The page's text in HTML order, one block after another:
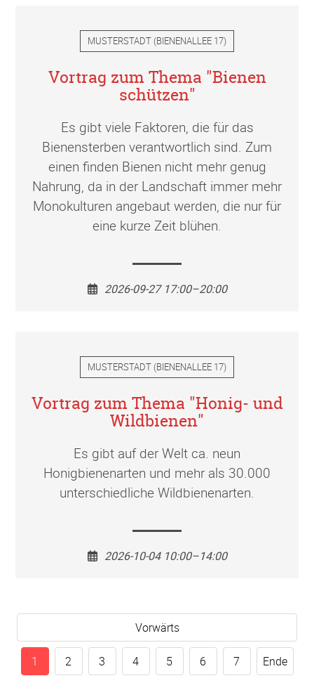
MUSTERSTADT (BIENENALLEE 17)
Vortrag zum Thema "Bienen
schützen"
Es gibt viele Faktoren, die für das
Bienensterben verantwortlich sind. Zum
einen finden Bienen nicht mehr genug
Nahrung, da in der Landschaft immer mehr
Monokulturen angebaut werden, die nur für
eine kurze Zeit blühen.
2026-09-27 17:00–20:00
MUSTERSTADT (BIENENALLEE 17)
Vortrag zum Thema "Honig- und
Wildbienen"
Es gibt auf der Welt ca. neun
Honigbienenarten und mehr als 30.000
unterschiedliche Wildbienenarten.
2026-10-04 10:00–14:00
Vorwärts
1 2 3 4 5 6 7 Ende